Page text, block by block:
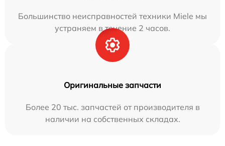
Большинство неисправностей техники Miele мы
устраняем в течение 2 часов.
Оригинальные запчасти
Более 20 тыс. запчастей от производителя в
наличии на собственных складах.